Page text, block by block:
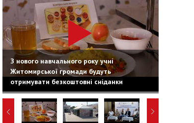
З нового навчального року учні
Житомирської громади будуть
отримувати безкоштовні сніданки